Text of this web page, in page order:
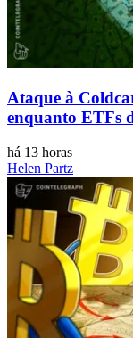
Ataque à
enquanto ETFs
há 13 horas
Helen Partz